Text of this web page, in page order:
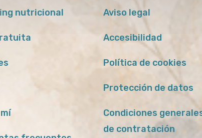
nutricional Aviso legal
Accesibilidad
Política de cookies
Protección de datos
Condiciones
de contratación